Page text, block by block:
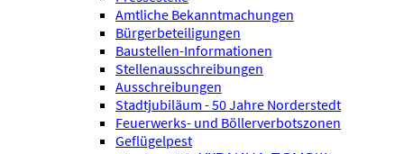
Amtliche Bekanntmachungen
Bürgerbeteiligungen
Baustellen-Informationen
Stellenausschreibungen
Ausschreibungen
Stadtjubiläum - 50 Jahre Norderstedt
Feuerwerks- und Böllerverbotszonen
Geflügelpest